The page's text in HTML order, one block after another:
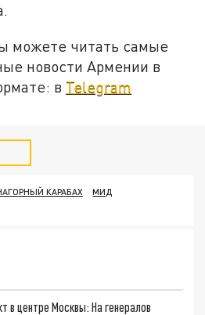
можете читать самые
новости Армении в
в Telegram
КАРАБАХ
МИД
в центре Москвы: На генералов